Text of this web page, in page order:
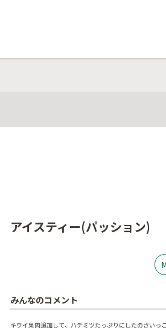
アイスティー(パッション)
みんなのコメント
キウイ果肉追加して、ハチミツたっぷりにしたのさいっ